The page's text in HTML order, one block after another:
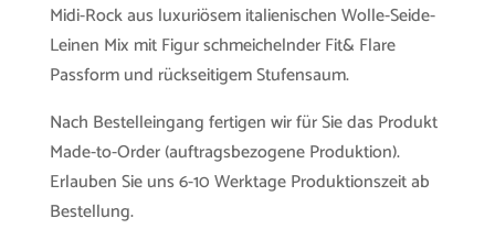
Midi-Rock aus luxuriösem italienischen Wolle-Seide-
Leinen Mix mit Figur schmeichelnder Fit& Flare
Passform und rückseitigem Stufensaum.
Nach Bestelleingang fertigen wir für Sie das Produkt
Made-to-Order (auftragsbezogene Produktion).
Erlauben Sie uns 6-10 Werktage Produktionszeit ab
Bestellung.